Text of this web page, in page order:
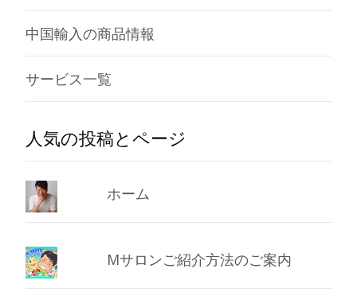
中国輸入の商品情報
サービス一覧
人気の投稿とページ
ホーム
Mサロンご紹介方法のご案内